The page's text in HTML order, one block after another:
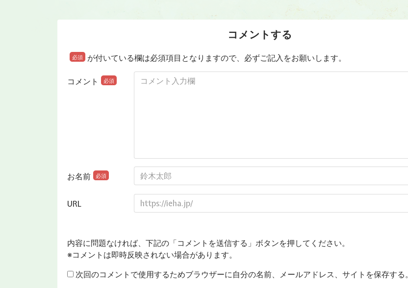
コメントする
必須 が付いている欄は必須項目となりますので、必ずご記入をお願いします。
コメント 必須
お名前 必須
URL
内容に問題なければ、下記の「コメントを送信する」ボタンを押してください。
※コメントは即時反映されない場合があります。
次回のコメントで使用するためブラウザーに自分の名前、メールアドレス、サイトを保存する。